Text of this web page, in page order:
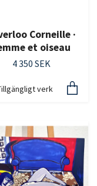
Corneille ·
et oiseau
4 350 SEK
verk